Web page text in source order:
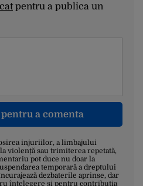
pentru a publica un
a comenta
injuriilor, a limbajului
violență sau trimiterea repetată,
pot duce nu doar la
temporară a dreptului
dezbaterile aprinse, dar
înțelegere și pentru contribuția